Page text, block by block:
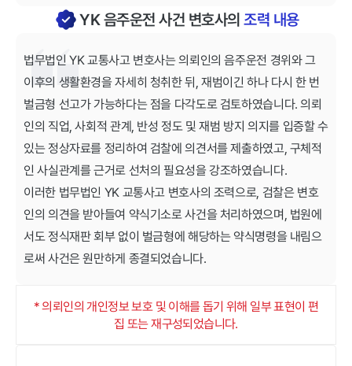
YK 음주운전 사건 변호사의조력 내용
법무법인 YK 교통사고 변호사는 의뢰인의 음주운전 경위와 그
이후의 생활환경을 자세히 청취한 뒤, 재범이긴 하나 다시 한 번
벌금형 선고가 가능하다는 점을 다각도로 검토하였습니다. 의뢰
인의 직업, 사회적 관계, 반성 정도 및 재범 방지 의지를 입증할 수
있는 정상자료를 정리하여 검찰에 의견서를 제출하였고, 구체적
인 사실관계를 근거로 선처의 필요성을 강조하였습니다.
이러한 법무법인 YK 교통사고 변호사의 조력으로, 검찰은 변호
인의 의견을 받아들여 약식기소로 사건을 처리하였으며, 법원에
서도 정식재판 회부 없이 벌금형에 해당하는 약식명령을 내림으
로써 사건은 원만하게 종결되었습니다.
* 의뢰인의 개인정보 보호 및 이해를 돕기 위해 일부 표현이 편
집 또는 재구성되었습니다.